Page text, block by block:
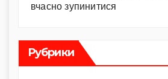
вчасно зупинитися
Рубрики